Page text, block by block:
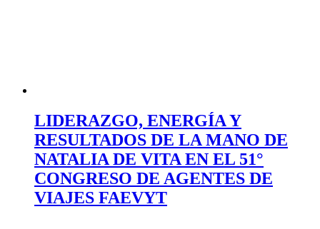
LIDERAZGO, ENERGÍA Y
RESULTADOS DE LA MANO DE
NATALIA DE VITA EN EL 51°
CONGRESO DE AGENTES DE
VIAJES FAEVYT